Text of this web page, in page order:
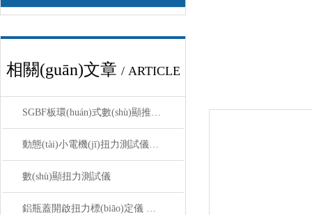
相關(guān)文章 / ARTICLE
SGBF板環(huán)式數(shù)顯推拉力計使用前核心注意事項(xiàng)
動態(tài)小電機(jī)扭力測試儀適用于高轉(zhuǎn)速或負(fù)載變化專用
數(shù)顯扭力測試儀
鋁瓶蓋開啟扭力標(biāo)定儀 鋁瓶蓋數(shù)顯扭力測試儀 電子扭矩測試儀